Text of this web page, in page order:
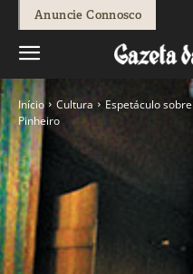
Anuncie Connosco
Início Cultura
Espetáculo
Pinheiro